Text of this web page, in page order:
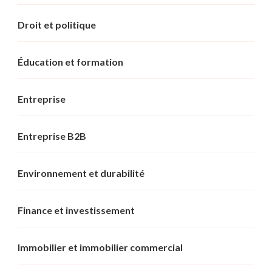
Droit et politique
Éducation et formation
Entreprise
Entreprise B2B
Environnement et durabilité
Finance et investissement
Immobilier et immobilier commercial